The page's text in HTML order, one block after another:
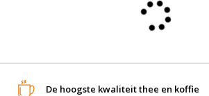
De hoogste kwaliteit thee en koffie